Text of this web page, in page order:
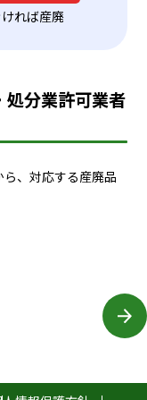
れば産廃
処分業許可業者
ら、対応する産廃品